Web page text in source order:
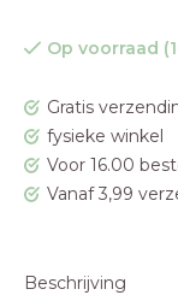
Op voorraad
Gratis
fysieke winkel
Voor 16.00
Vanaf 3,99
Beschrijving